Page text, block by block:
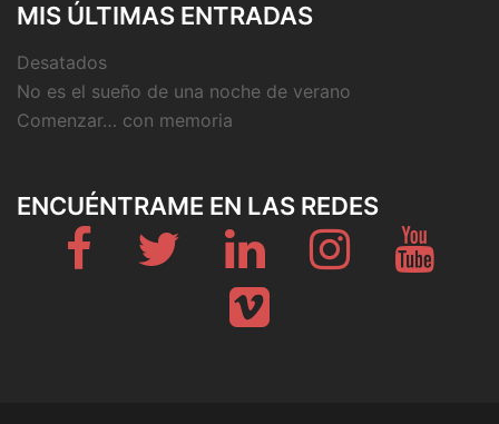
MIS ÚLTIMAS ENTRADAS
Desatados
No es el sueño de una noche de verano
Comenzar… con memoria
ENCUÉNTRAME EN LAS REDES
Fb Twitter Linkedin Instagram
Vimeo